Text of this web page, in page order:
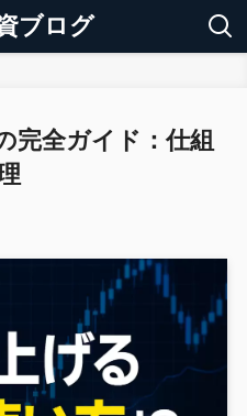
ブログ
完全ガイド：仕組